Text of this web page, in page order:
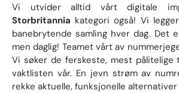
Vi utvider alltid vårt digitale
Storbritannia kategori også! Vi
banebrytende samling hver dag. Det
men daglig! Teamet vårt av
Vi søker de ferskeste, mest pålitelige
vaktlisten vår. En jevn strøm av
rekke aktuelle, funksjonelle alternativer